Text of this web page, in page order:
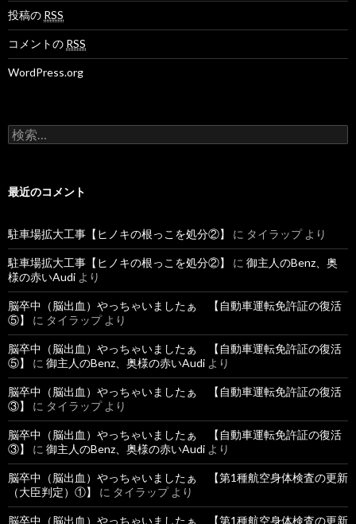
投稿の RSS
コメントの RSS
WordPress.org
検
索
最近のコメント
駐車場拡大工事【ヒノキの根っこを処分②】 に タイラップより
駐車場拡大工事【ヒノキの根っこを処分②】 に 御主人のBenz、奥
様の赤いAudi より
脳卒中（脳出血）やっちゃいましたぁ 【自動車運転免許証の復活
⑤】
に タイラップより
脳卒中（脳出血）やっちゃいましたぁ 【自動車運転免許証の復活
⑤】
に 御主人のBenz、奥様の赤いAudi より
脳卒中（脳出血）やっちゃいましたぁ 【自動車運転免許証の復活
③】
に タイラップより
脳卒中（脳出血）やっちゃいましたぁ 【自動車運転免許証の復活
③】
に 御主人のBenz、奥様の赤いAudi より
脳卒中（脳出血）やっちゃいましたぁ 【第1種航空身体検査の更新
（大臣判定）①】
に タイラップより
脳卒中（脳出血）やっちゃいましたぁ 【第1種航空身体検査の更新